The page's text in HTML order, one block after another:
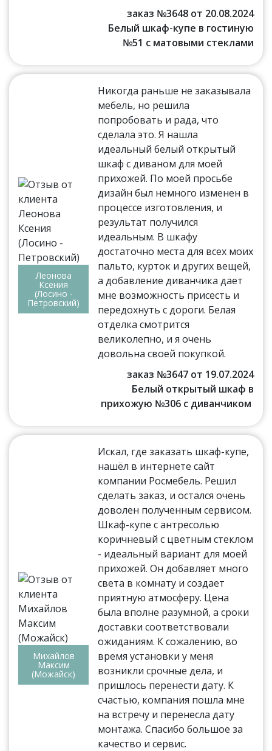
заказ №3648 от 20.08.2024
Белый шкаф-купе в гостиную
№51 с матовыми стеклами
Леонова
Ксения
(Лосино -
Петровский)
Никогда раньше не заказывала
мебель, но решила
попробовать и рада, что
сделала это. Я нашла
идеальный белый открытый
шкаф с диваном для моей
прихожей. По моей просьбе
дизайн был немного изменен в
процессе изготовления, и
результат получился
идеальным. В шкафу
достаточно места для всех моих
пальто, курток и других вещей,
а добавление диванчика дает
мне возможность присесть и
передохнуть с дороги. Белая
отделка смотрится
великолепно, и я очень
довольна своей покупкой.
заказ №3647 от 19.07.2024
Белый открытый шкаф в
прихожую №306 с диванчиком
Михайлов
Максим
(Можайск)
Искал, где заказать шкаф-купе,
нашёл в интернете сайт
компании Росмебель. Решил
сделать заказ, и остался очень
доволен полученным сервисом.
Шкаф-купе с антресолью
коричневый с цветным стеклом
- идеальный вариант для моей
прихожей. Он добавляет много
света в комнату и создает
приятную атмосферу. Цена
была вполне разумной, а сроки
доставки соответствовали
ожиданиям. К сожалению, во
время установки у меня
возникли срочные дела, и
пришлось перенести дату. К
счастью, компания пошла мне
на встречу и перенесла дату
монтажа. Спасибо большое за
качество и сервис.